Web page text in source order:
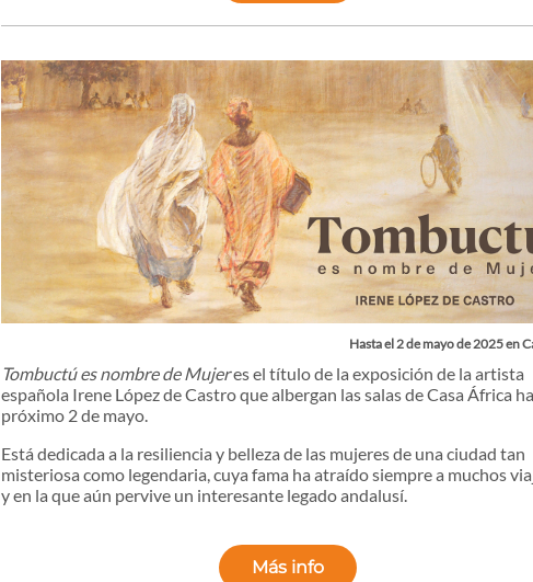
Hasta el 2 de mayo de 2025 en
Tombuctú es nombre de Mujeres el título de la exposición de la artista
española Irene López de Castro que albergan las salas de Casa África
próximo 2 de mayo.
Está dedicada a la resiliencia y belleza de las mujeres de una ciudad tan
misteriosa como legendaria, cuya fama ha atraído siempre a muchos
y en la que aún pervive un interesante legado andalusí.
Más info